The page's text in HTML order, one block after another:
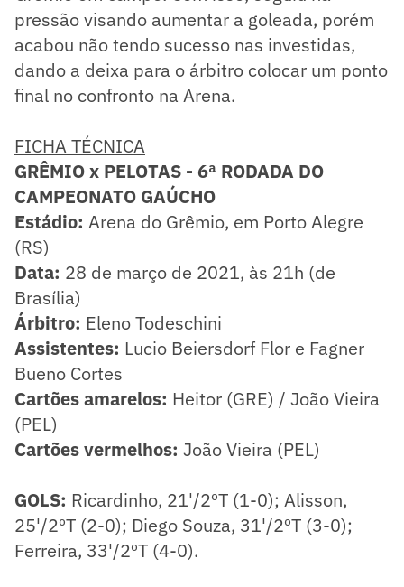
pressão visando aumentar a goleada, porém
acabou não tendo sucesso nas investidas,
dando a deixa para o árbitro colocar um ponto
final no confronto na Arena.
FICHA TÉCNICA
GRÊMIO x PELOTAS - 6ª RODADA DO
CAMPEONATO GAÚCHO
​Estádio: Arena do Grêmio, em Porto Alegre
(RS)
Data: 28 de março de 2021, às 21h (de
Brasília)
Árbitro: Eleno Todeschini
Assistentes: Lucio Beiersdorf Flor e Fagner
Bueno Cortes
Cartões amarelos: Heitor (GRE) / João Vieira
(PEL)
Cartões vermelhos: João Vieira (PEL)
GOLS: Ricardinho, 21'/2ºT (1-0); Alisson,
25'/2ºT (2-0); Diego Souza, 31'/2ºT (3-0);
Ferreira, 33'/2ºT (4-0).